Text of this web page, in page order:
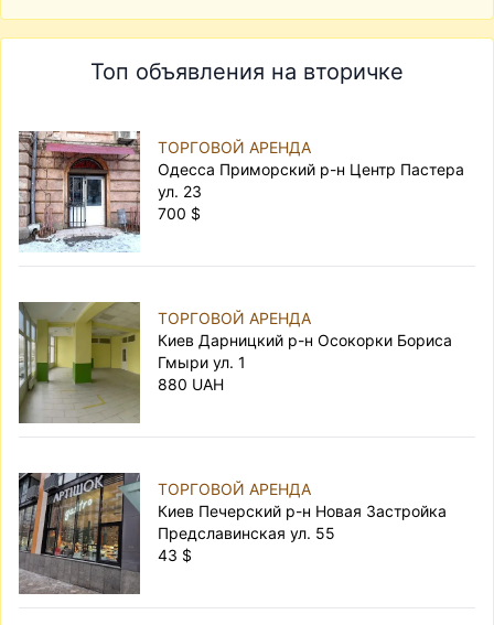
Топ объявления на вторичке
ТОРГОВОЙ АРЕНДА
Одесса Приморский р-н Центр Пастера
ул. 23
700 $
ТОРГОВОЙ АРЕНДА
Киев Дарницкий р-н Осокорки Бориса
Гмыри ул. 1
880 UAH
ТОРГОВОЙ АРЕНДА
Киев Печерский р-н Новая Застройка
Предславинская ул. 55
43 $